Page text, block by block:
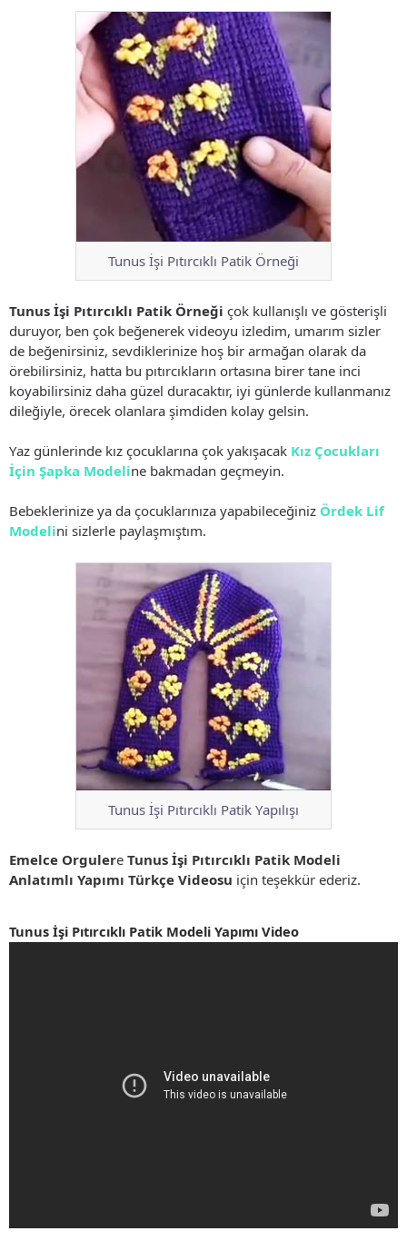
Tunus İşi Pıtırcıklı Patik Örneği
Tunus İşi Pıtırcıklı Patik Örneği çok kullanışlı ve gösterişli
duruyor, ben çok beğenerek videoyu izledim, umarım sizler
de beğenirsiniz, sevdiklerinize hoş bir armağan olarak da
örebilirsiniz, hatta bu pıtırcıkların ortasına birer tane inci
koyabilirsiniz daha güzel duracaktır, iyi günlerde kullanmanız
dileğiyle, örecek olanlara şimdiden kolay gelsin.
Yaz günlerinde kız çocuklarına çok yakışacak Kız Çocukları
İçin Şapka Modeline bakmadan geçmeyin.
Bebeklerinize ya da çocuklarınıza yapabileceğiniz Ördek Lif
Modelini sizlerle paylaşmıştım.
Tunus İşi Pıtırcıklı Patik Yapılışı
Emelce Orgulere Tunus İşi Pıtırcıklı Patik Modeli
Anlatımlı Yapımı Türkçe Videosu için teşekkür ederiz.
Tunus İşi Pıtırcıklı Patik Modeli Yapımı Video